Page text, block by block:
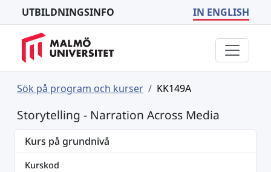
UTBILDNINGSINFO IN ENGLISH
Sök på program och kurser KK149A
Storytelling - Narration Across Media
Kurs på grundnivå
Kurskod